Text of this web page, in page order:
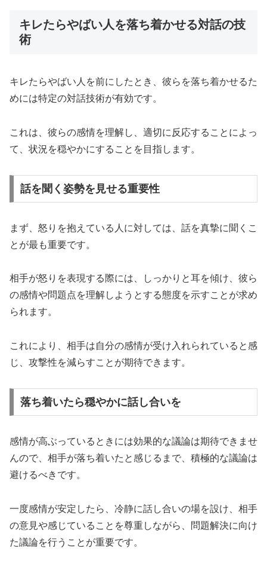
キレたらやばい人を落ち着かせる対話の技
術
キレたらやばい人を前にしたとき、彼らを落ち着かせるた
めには特定の対話技術が有効です。
これは、彼らの感情を理解し、適切に反応することによっ
て、状況を穏やかにすることを目指します。
話を聞く姿勢を見せる重要性
まず、怒りを抱えている人に対しては、話を真摯に聞くこ
とが最も重要です。
相手が怒りを表現する際には、しっかりと耳を傾け、彼ら
の感情や問題点を理解しようとする態度を示すことが求め
られます。
これにより、相手は自分の感情が受け入れられていると感
じ、攻撃性を減らすことが期待できます。
落ち着いたら穏やかに話し合いを
感情が高ぶっているときには効果的な議論は期待できませ
んので、相手が落ち着いたと感じるまで、積極的な議論は
避けるべきです。
一度感情が安定したら、冷静に話し合いの場を設け、相手
の意見や感じていることを尊重しながら、問題解決に向け
た議論を行うことが重要です。